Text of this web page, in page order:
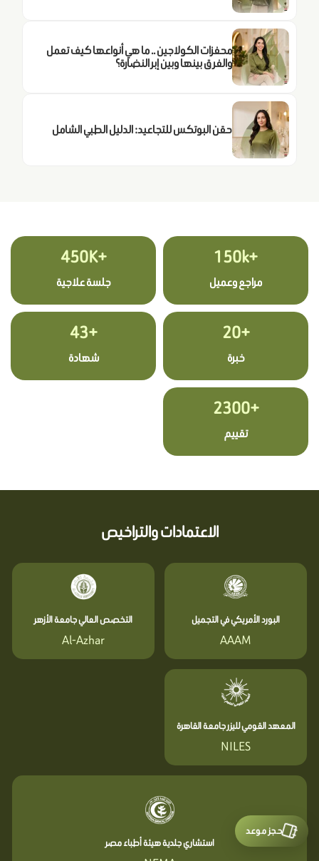
محفزات الكولاجين .. ما هي أنواعها كيف تعمل
والفرق بينها وبين إبر النضارة؟
حقن البوتكس للتجاعيد: الدليل الطبي الشامل
+150k
مراجع وعميل
+450K
جلسة علاجية
+20
خبرة
+43
شهادة
+2300
تقييم
الاعتمادات والتراخيص
البورد الأمريكي في التجميل
AAAM
التخصص العالي جامعة الأزهر
Al-Azhar
المعهد القومي لليزر جامعة القاهرة
NILES
استشاري جلدية هيئة أطباء مصر
حجز موعد